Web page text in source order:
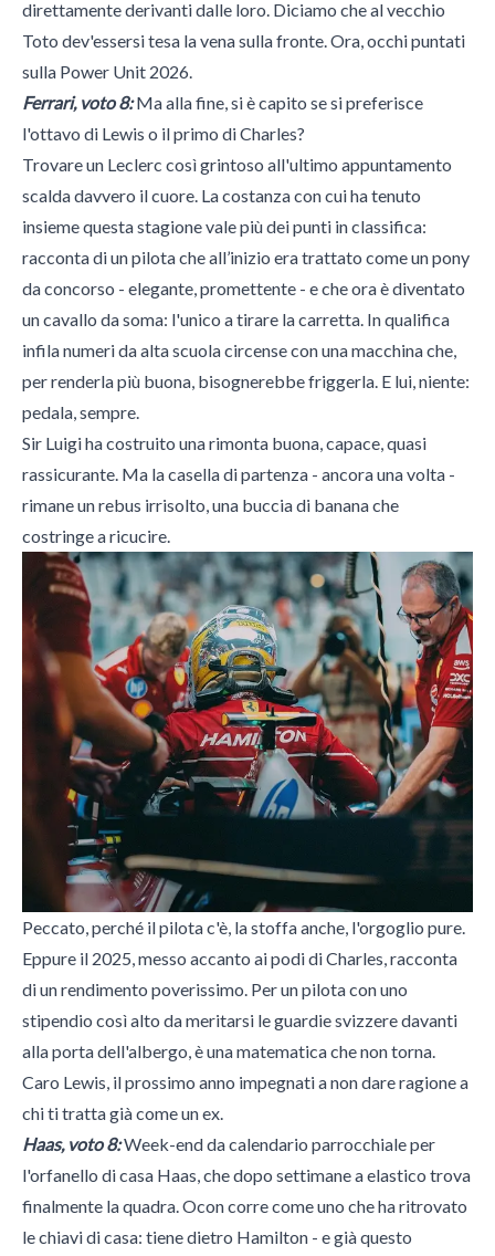
direttamente derivanti dalle loro. Diciamo che al vecchio
Toto dev'essersi tesa la vena sulla fronte. Ora, occhi puntati
sulla Power Unit 2026.
Ferrari, voto 8:Ma alla fine, si è capito se si preferisce
l'ottavo di Lewis o il primo di Charles?
Trovare un Leclerc così grintoso all'ultimo appuntamento
scalda davvero il cuore. La costanza con cui ha tenuto
insieme questa stagione vale più dei punti in classifica:
racconta di un pilota che all’inizio era trattato come un pony
da concorso - elegante, promettente - e che ora è diventato
un cavallo da soma: l'unico a tirare la carretta. In qualifica
infila numeri da alta scuola circense con una macchina che,
per renderla più buona, bisognerebbe friggerla. E lui, niente:
pedala, sempre.
Sir Luigi ha costruito una rimonta buona, capace, quasi
rassicurante. Ma la casella di partenza - ancora una volta -
rimane un rebus irrisolto, una buccia di banana che
costringe a ricucire.
Peccato, perché il pilota c'è, la stoffa anche, l'orgoglio pure.
Eppure il 2025, messo accanto ai podi di Charles, racconta
di un rendimento poverissimo. Per un pilota con uno
stipendio così alto da meritarsi le guardie svizzere davanti
alla porta dell'albergo, è una matematica che non torna.
Caro Lewis, il prossimo anno impegnati a non dare ragione a
chi ti tratta già come un ex.
Haas, voto 8:Week-end da calendario parrocchiale per
l'orfanello di casa Haas, che dopo settimane a elastico trova
finalmente la quadra. Ocon corre come uno che ha ritrovato
le chiavi di casa: tiene dietro Hamilton - e già questo